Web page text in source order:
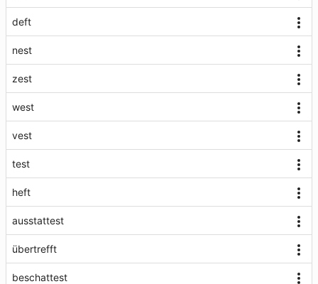
deft
nest
zest
west
vest
test
heft
ausstattest
übertrefft
beschattest